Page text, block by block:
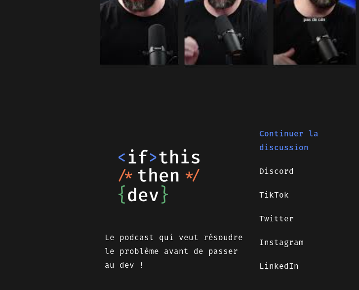
Le podcast qui veut résoudre
le problème avant de passer
au dev !
Continuer la
discussion
Discord
TikTok
Twitter
Instagram
LinkedIn